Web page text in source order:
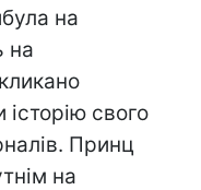
на
на
свого
Принц
на